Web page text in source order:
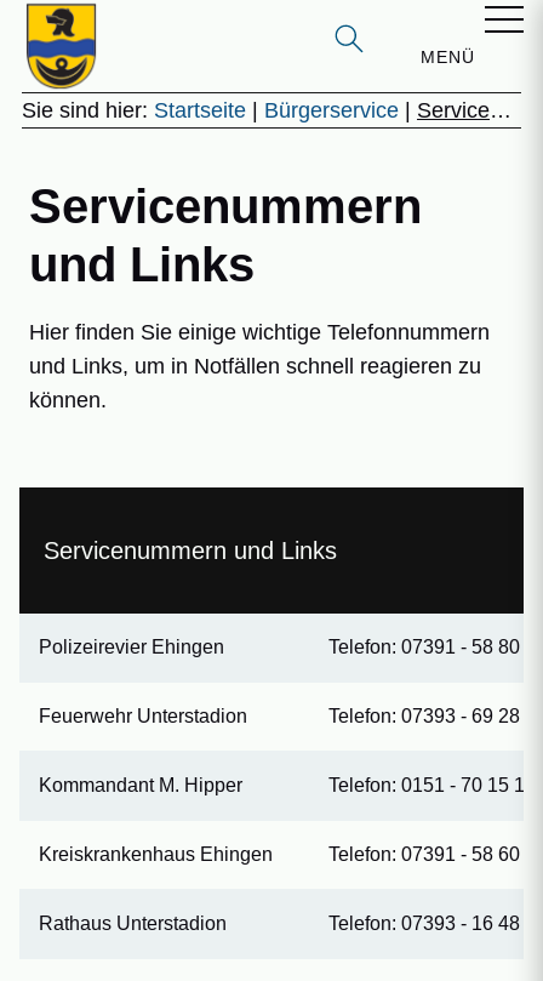
Gemeinde Unterstadion
MENÜ
Webseite durchsuchen
Sie sind hier: Startseite Bürgerservice Servicenummern
Servicenummern
und Links
Hier finden Sie einige wichtige Telefonnummern
und Links, um in Notfällen schnell reagieren zu
können.
Servicenummern und Links
Polizeirevier Ehingen Telefon: 07391 - 58 80
Feuerwehr Unterstadion Telefon: 07393 - 69 28
Kommandant M. Hipper Telefon: 0151 - 70 15 15
Kreiskrankenhaus Ehingen Telefon: 07391 - 58 60
Rathaus Unterstadion Telefon: 07393 - 16 48